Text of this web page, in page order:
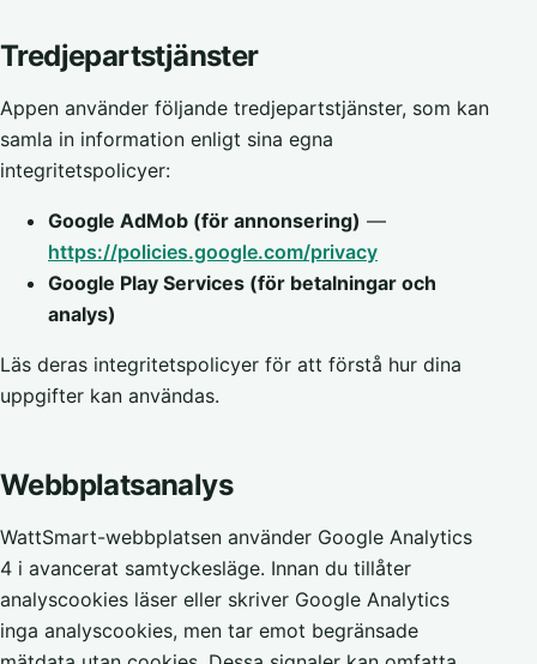
Tredjepartstjänster
Appen använder följande tredjepartstjänster, som kan
samla in information enligt sina egna
integritetspolicyer:
Google AdMob (för annonsering) —
https://policies.google.com/privacy
Google Play Services (för betalningar och
analys)
Läs deras integritetspolicyer för att förstå hur dina
uppgifter kan användas.
Webbplatsanalys
WattSmart-webbplatsen använder Google Analytics
4 i avancerat samtyckesläge. Innan du tillåter
analyscookies läser eller skriver Google Analytics
inga analyscookies, men tar emot begränsade